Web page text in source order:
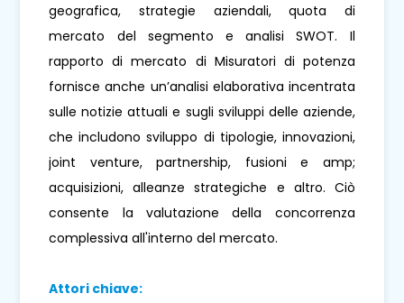
geografica, strategie aziendali, quota di
mercato del segmento e analisi SWOT. Il
rapporto di mercato di Misuratori di potenza
fornisce anche un’analisi elaborativa incentrata
sulle notizie attuali e sugli sviluppi delle aziende,
che includono sviluppo di tipologie, innovazioni,
joint venture, partnership, fusioni e amp;
acquisizioni, alleanze strategiche e altro. Ciò
consente la valutazione della concorrenza
complessiva all'interno del mercato.
Attori chiave: